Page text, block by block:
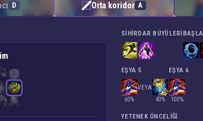
D Orta koridor A
SIHIRDAR BÜYÜLERI
EŞYA 5
60%
VEYA
40%
EŞYA 6
100%
YETENEK ÖNCELIĞI